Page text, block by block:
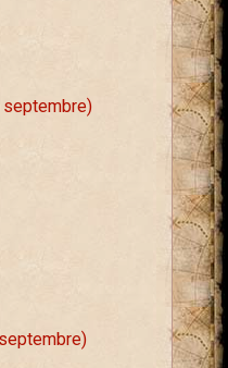
septembre)